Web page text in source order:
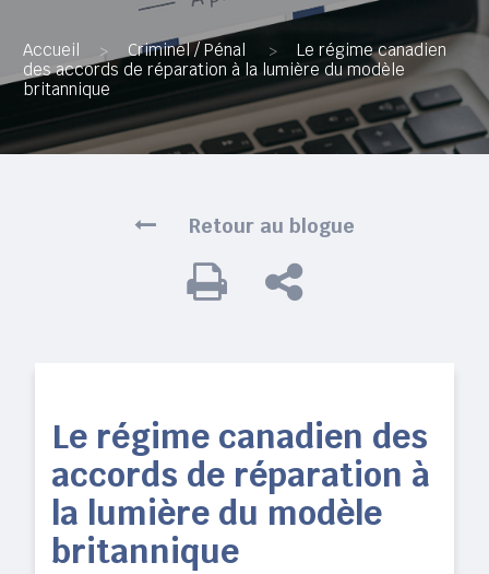
Accueil > Criminel / Pénal >
Le régime canadien
des accords de réparation à la lumière du modèle
britannique
Retour au blogue
Le régime canadien des
accords de réparation à
la lumière du modèle
britannique